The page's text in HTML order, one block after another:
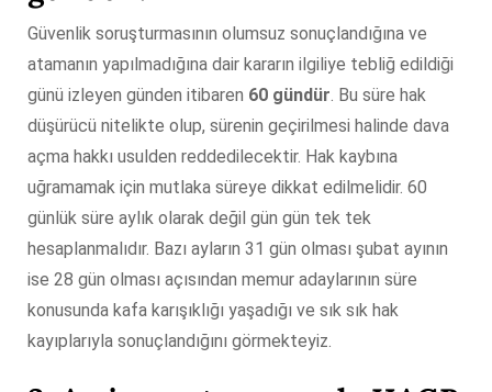
Güvenlik soruşturmasının olumsuz sonuçlandığına ve
atamanın yapılmadığına dair kararın ilgiliye tebliğ edildiği
günü izleyen günden itibaren 60 gündür. Bu süre hak
düşürücü nitelikte olup, sürenin geçirilmesi halinde dava
açma hakkı usulden reddedilecektir. Hak kaybına
uğramamak için mutlaka süreye dikkat edilmelidir. 60
günlük süre aylık olarak değil gün gün tek tek
hesaplanmalıdır. Bazı ayların 31 gün olması şubat ayının
ise 28 gün olması açısından memur adaylarının süre
konusunda kafa karışıklığı yaşadığı ve sık sık hak
kayıplarıyla sonuçlandığını görmekteyiz.